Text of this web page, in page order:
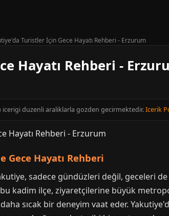
Turistler İçin Gece Hayatı Rehberi - Erzurum
Hayatı Rehberi -
icerigi duzenli araliklarla gozden gecirmektedir.Icerik
Gece Hayatı Rehberi
sadece gündüzleri değil, geceleri
kadim ilçe, ziyaretçilerine büyük
sıcak bir deneyim vaat eder.